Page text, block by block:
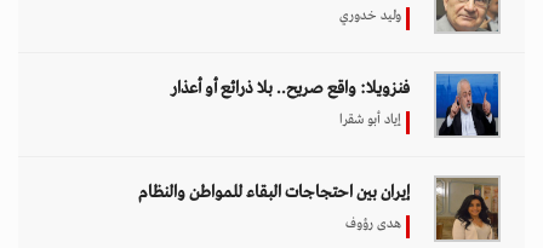
وليد خدوري
فنزويلا: واقع صريح.. بلا ذرائع أو أعذار
إياد أبو شقرا
إيران بين احتجاجات البقاء للمواطن والنظام
هدى رؤوف